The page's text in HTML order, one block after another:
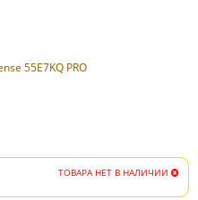
ТОВАРА НЕТ В НАЛИЧИИ